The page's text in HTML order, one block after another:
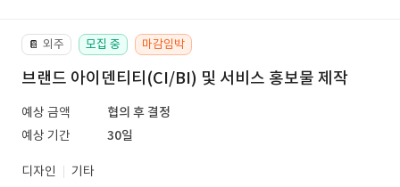
📔 외주 모집 중 마감임박
브랜드 아이덴티티(CI/BI) 및 서비스 홍보물 제작
예상 금액
협의 후 결정
예상 기간
30일
디자인
기타